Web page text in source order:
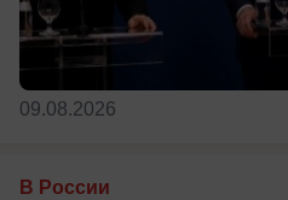
09.08.2026
В России